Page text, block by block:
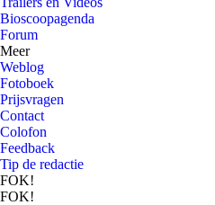
Bioscoopagenda
Forum
Meer
Weblog
Fotoboek
Prijsvragen
Contact
Colofon
Feedback
Tip de redactie
FOK!
FOK!